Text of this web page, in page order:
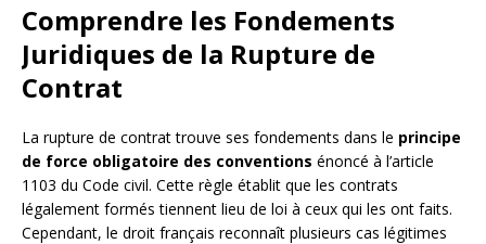
Comprendre les Fondements
Juridiques de la Rupture de
Contrat
La rupture de contrat trouve ses fondements dans le principe
de force obligatoire des conventions énoncé à l’article
1103 du Code civil. Cette règle établit que les contrats
légalement formés tiennent lieu de loi à ceux qui les ont faits.
Cependant, le droit français reconnaît plusieurs cas légitimes